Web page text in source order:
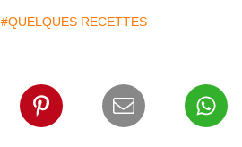
#QUELQUES RECETTES